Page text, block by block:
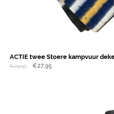
ACTIE twee Stoere kampvuur
€29,95 €27,95